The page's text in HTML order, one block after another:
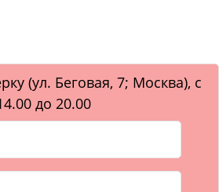
(ул. Беговая, 7; Москва), с
до 20.00